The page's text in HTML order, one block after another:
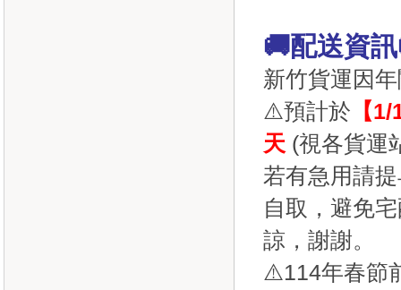
🚚配送資
新竹貨運因
⚠️預計於 【
天 (視各貨運
若有急用請
自取，避免
諒，謝謝。
⚠️114年春節